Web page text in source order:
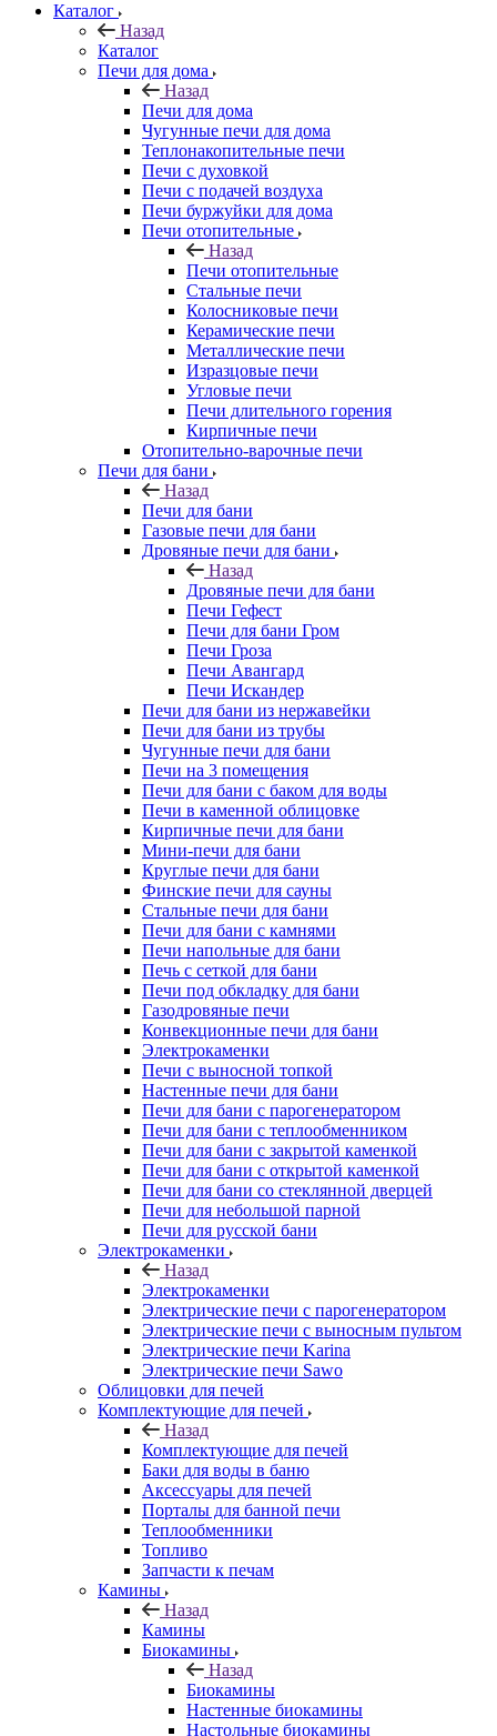
Каталог
Назад
Каталог
Печи для дома
Назад
Печи для дома
Чугунные печи для дома
Теплонакопительные печи
Печи с духовкой
Печи с подачей воздуха
Печи буржуйки для дома
Печи отопительные
Назад
Печи отопительные
Стальные печи
Колосниковые печи
Керамические печи
Металлические печи
Изразцовые печи
Угловые печи
Печи длительного горения
Кирпичные печи
Отопительно-варочные печи
Печи для бани
Назад
Печи для бани
Газовые печи для бани
Дровяные печи для бани
Назад
Дровяные печи для бани
Печи Гефест
Печи для бани Гром
Печи Гроза
Печи Авангард
Печи Искандер
Печи для бани из нержавейки
Печи для бани из трубы
Чугунные печи для бани
Печи на 3 помещения
Печи для бани с баком для воды
Печи в каменной облицовке
Кирпичные печи для бани
Мини-печи для бани
Круглые печи для бани
Финские печи для сауны
Стальные печи для бани
Печи для бани с камнями
Печи напольные для бани
Печь с сеткой для бани
Печи под обкладку для бани
Газодровяные печи
Конвекционные печи для бани
Электрокаменки
Печи с выносной топкой
Настенные печи для бани
Печи для бани с парогенератором
Печи для бани с теплообменником
Печи для бани с закрытой каменкой
Печи для бани с открытой каменкой
Печи для бани со стеклянной дверцей
Печи для небольшой парной
Печи для русской бани
Электрокаменки
Назад
Электрокаменки
Электрические печи с парогенератором
Электрические печи с выносным пультом
Электрические печи Karina
Электрические печи Sawo
Облицовки для печей
Комплектующие для печей
Назад
Комплектующие для печей
Баки для воды в баню
Аксессуары для печей
Порталы для банной печи
Теплообменники
Топливо
Запчасти к печам
Камины
Назад
Камины
Биокамины
Назад
Биокамины
Настенные биокамины
Настольные биокамины